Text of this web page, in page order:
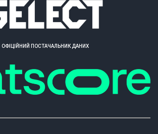
ОФІЦІЙНИЙ ПОСТАЧАЛЬНИК ДАНИХ